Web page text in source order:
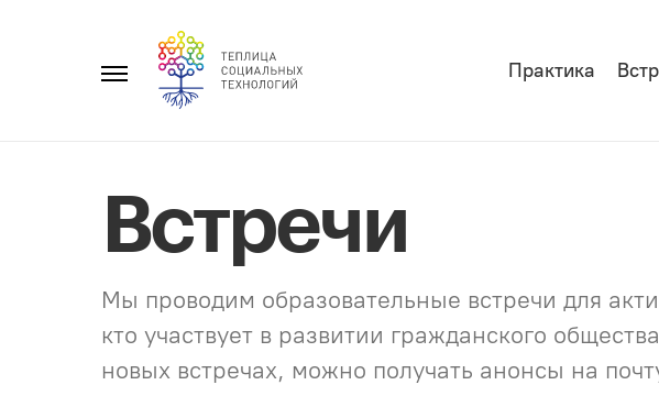
Главное
Практика
Встречи
Мы проводим образовательные встречи для
кто участвует в развитии гражданского
новых встречах, можно получать анонсы на